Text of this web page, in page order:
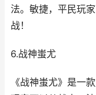
法。敏捷，平民玩
战！
6.战神蚩尤
《战神蚩尤》是一